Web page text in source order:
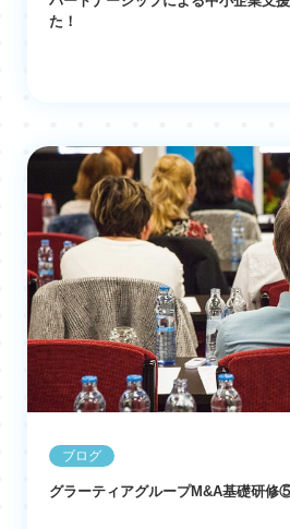
た！
ブログ
グラーティアグループM&A基礎研